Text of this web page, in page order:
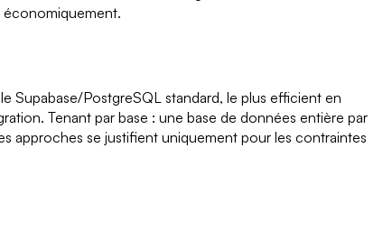
économiquement.
Supabase/PostgreSQL standard, le plus efficient en
Tenant par base : une base de données entière par
approches se justifient uniquement pour les contraintes